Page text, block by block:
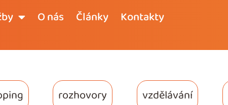
O nás Články Kontakty
rozhovory vzdělávání